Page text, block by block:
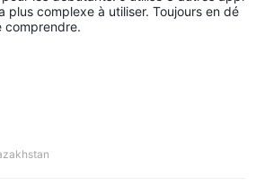
à une volatilité des prix.
démonstration gratuits
deux types de comptes de trading
tous deux avec un
$
aux besoins et préférences
plus complexe à utiliser. Toujours en dé
comprendre.